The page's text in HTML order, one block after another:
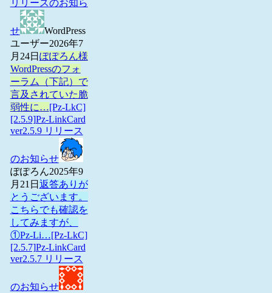
リリースのお知ら
せ
WordPress
ユーザー2026年7
月24日 ぽぽろん様
WordPressのフォ
ーラム（下記）で
言及されていた脆
弱性に…[Pz-LkC]
[2.5.9]Pz-LinkCard
ver2.5.9 リリース
のお知らせ
ぽぽろん2025年9
月21日 返答ありが
とうございます。
こちらでも確認を
してみますが、
①Pz-Li…[Pz-LkC]
[2.5.7]Pz-LinkCard
ver2.5.7 リリース
のお知らせ